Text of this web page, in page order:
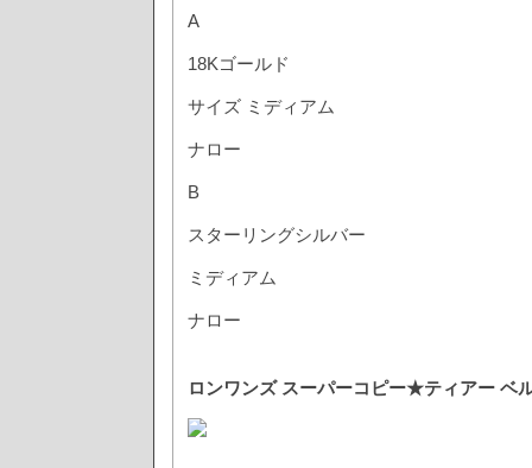
A
18Kゴールド
サイズ ミディアム
ナロー
B
スターリングシルバー
ミディアム
ナロー
ロンワンズ スーパーコピー★ティアー ベ